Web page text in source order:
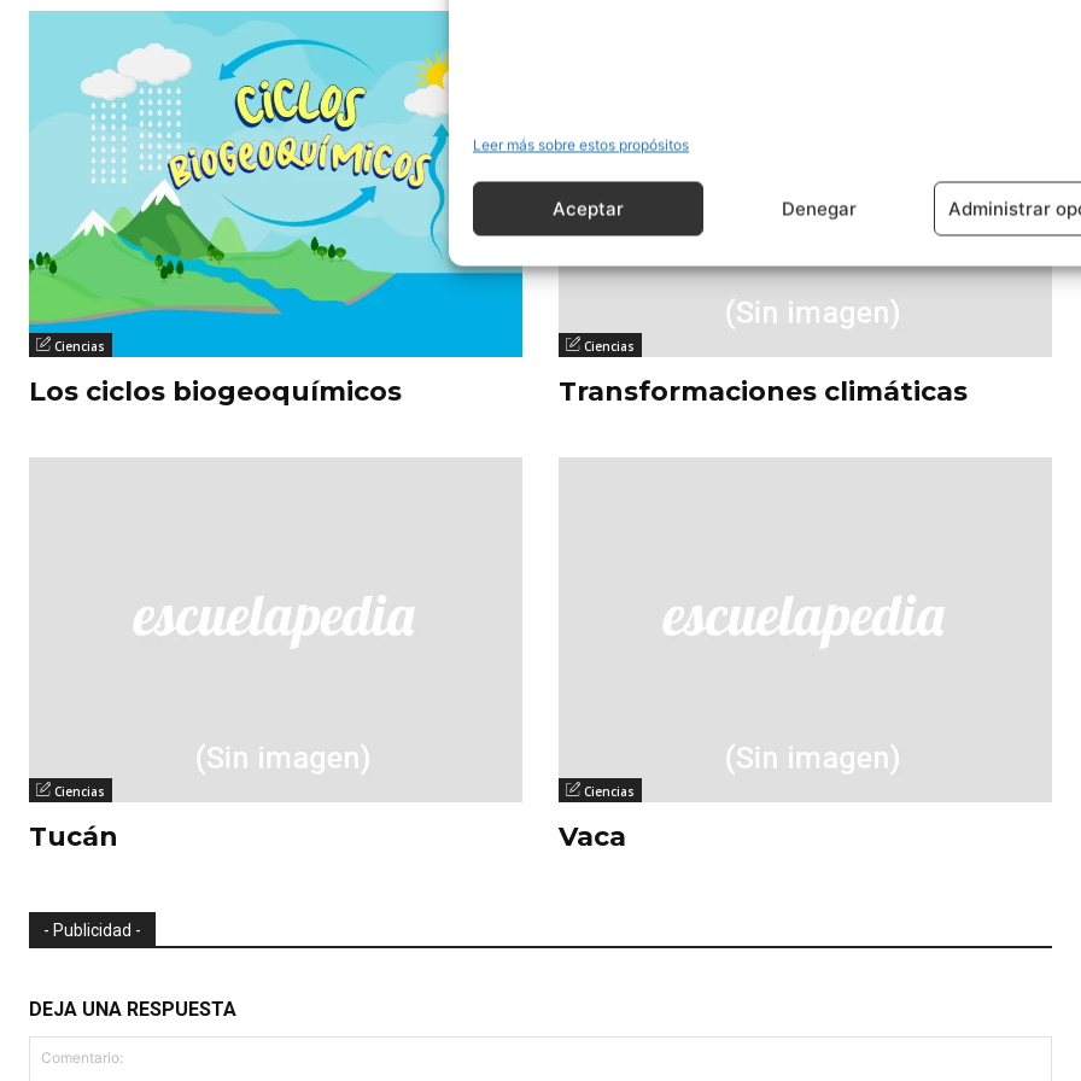
Leer más sobre estos propósitos
Aceptar Denegar Administrar
Ciencias
Los ciclos biogeoquímicos
Ciencias
Transformaciones climáticas
Ciencias
Tucán
Ciencias
Vaca
- Publicidad -
DEJA UNA RESPUESTA